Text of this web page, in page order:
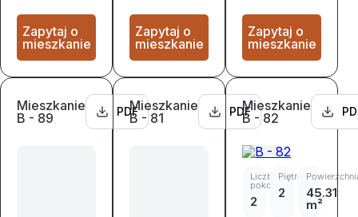
Zapytaj o
mieszkanie
Zapytaj o
mieszkanie
Zapytaj o
mieszkanie
Mieszkanie
B - 89
PDFMieszkanie
B - 81
PDFMieszkanie
B - 82
Liczba
pokoi
2
Piętro
2 45.31
m²